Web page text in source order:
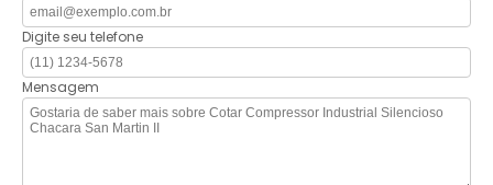
Digite seu telefone
Mensagem